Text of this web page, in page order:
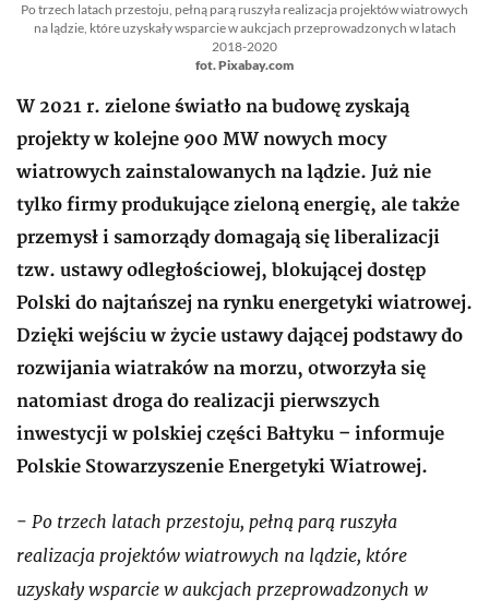
Po trzech latach przestoju, pełną parą ruszyła realizacja projektów wiatrowych
na lądzie, które uzyskały wsparcie w aukcjach przeprowadzonych w latach
2018-2020
fot. Pixabay.com
W 2021 r. zielone światło na budowę zyskają
projekty w kolejne 900 MW nowych mocy
wiatrowych zainstalowanych na lądzie. Już nie
tylko firmy produkujące zieloną energię, ale także
przemysł i samorządy domagają się liberalizacji
tzw. ustawy odległościowej, blokującej dostęp
Polski do najtańszej na rynku energetyki wiatrowej.
Dzięki wejściu w życie ustawy dającej podstawy do
rozwijania wiatraków na morzu, otworzyła się
natomiast droga do realizacji pierwszych
inwestycji w polskiej części Bałtyku – informuje
Polskie Stowarzyszenie Energetyki Wiatrowej.
- Po trzech latach przestoju, pełną parą ruszyła
realizacja projektów wiatrowych na lądzie, które
uzyskały wsparcie w aukcjach przeprowadzonych w